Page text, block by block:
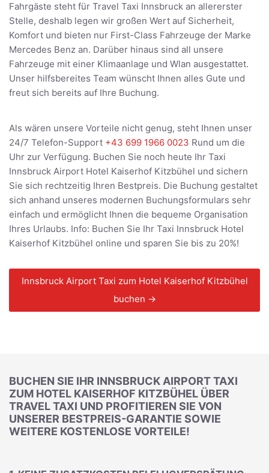
Fahrgäste steht für Travel Taxi Innsbruck an allererster
Stelle, deshalb legen wir großen Wert auf Sicherheit,
Komfort und bieten nur First-Class Fahrzeuge der Marke
Mercedes Benz an. Darüber hinaus sind all unsere
Fahrzeuge mit einer Klimaanlage und Wlan ausgestattet.
Unser hilfsbereites Team wünscht Ihnen alles Gute und
freut sich bereits auf Ihre Buchung.
Als wären unsere Vorteile nicht genug, steht Ihnen unser
24/7 Telefon-Support +43 699 1966 0023 Rund um die
Uhr zur Verfügung. Buchen Sie noch heute Ihr Taxi
Innsbruck Airport Hotel Kaiserhof Kitzbühel und sichern
Sie sich rechtzeitig Ihren Bestpreis. Die Buchung gestaltet
sich anhand unseres modernen Buchungsformulars sehr
einfach und ermöglicht Ihnen die bequeme Organisation
Ihres Urlaubs. Info: Buchen Sie Ihr Taxi Innsbruck Hotel
Kaiserhof Kitzbühel online und sparen Sie bis zu 20%!
Innsbruck Airport Taxi zum Hotel Kaiserhof Kitzbühel
buchen →
BUCHEN SIE IHR INNSBRUCK AIRPORT TAXI
ZUM HOTEL KAISERHOF KITZBÜHEL ÜBER
TRAVEL TAXI UND PROFITIEREN SIE VON
UNSERER BESTPREIS-GARANTIE SOWIE
WEITERE KOSTENLOSE VORTEILE!